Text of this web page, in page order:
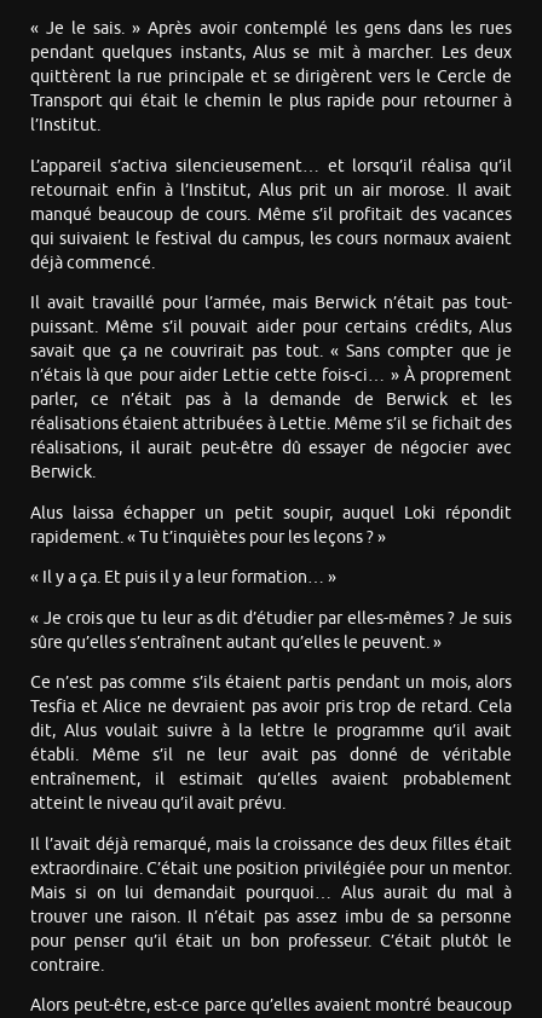
« Je le sais. » Après avoir contemplé les gens dans les rues
pendant quelques instants, Alus se mit à marcher. Les deux
quittèrent la rue principale et se dirigèrent vers le Cercle de
Transport qui était le chemin le plus rapide pour retourner à
l’Institut.
L’appareil s’activa silencieusement… et lorsqu’il réalisa qu’il
retournait enfin à l’Institut, Alus prit un air morose. Il avait
manqué beaucoup de cours. Même s’il profitait des vacances
qui suivaient le festival du campus, les cours normaux avaient
déjà commencé.
Il avait travaillé pour l’armée, mais Berwick n’était pas tout-
puissant. Même s’il pouvait aider pour certains crédits, Alus
savait que ça ne couvrirait pas tout. « Sans compter que je
n’étais là que pour aider Lettie cette fois-ci… » À proprement
parler, ce n’était pas à la demande de Berwick et les
réalisations étaient attribuées à Lettie. Même s’il se fichait des
réalisations, il aurait peut-être dû essayer de négocier avec
Berwick.
Alus laissa échapper un petit soupir, auquel Loki répondit
rapidement. « Tu t’inquiètes pour les leçons ? »
« Il y a ça. Et puis il y a leur formation… »
« Je crois que tu leur as dit d’étudier par elles-mêmes ? Je suis
sûre qu’elles s’entraînent autant qu’elles le peuvent. »
Ce n’est pas comme s’ils étaient partis pendant un mois, alors
Tesfia et Alice ne devraient pas avoir pris trop de retard. Cela
dit, Alus voulait suivre à la lettre le programme qu’il avait
établi. Même s’il ne leur avait pas donné de véritable
entraînement, il estimait qu’elles avaient probablement
atteint le niveau qu’il avait prévu.
Il l’avait déjà remarqué, mais la croissance des deux filles était
extraordinaire. C’était une position privilégiée pour un mentor.
Mais si on lui demandait pourquoi… Alus aurait du mal à
trouver une raison. Il n’était pas assez imbu de sa personne
pour penser qu’il était un bon professeur. C’était plutôt le
contraire.
Alors peut-être, est-ce parce qu’elles avaient montré beaucoup